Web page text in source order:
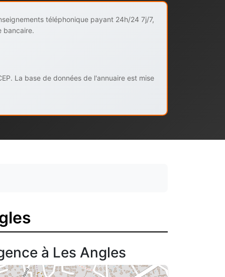
téléphonique payant 24h/24 7j/7,
bancaire.
La base de données de l'annuaire est mise
à Les Angles